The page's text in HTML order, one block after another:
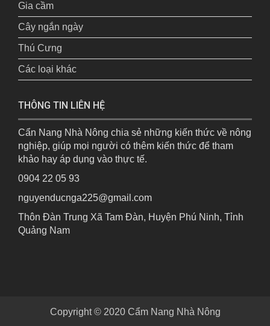
Gia cầm
Cây ngắn ngày
Thú Cưng
Các loại khác
THÔNG TIN LIÊN HỆ
Cẩn Nang Nhà Nông chia sẻ những kiến thức về nông
nghiệp, giúp mọi người có thêm kiến thức để tham
khảo hay áp dụng vào thực tế.
0904 22 05 93
nguyenducnga225@gmail.com
Thôn Đàn Trung Xã Tam Đàn, Huyện Phú Ninh, Tỉnh
Quảng Nam
Copyright © 2020 Cẩm Nang Nhà Nông